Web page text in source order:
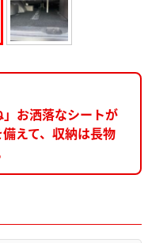
お洒落なシートが
えて、収納は長物